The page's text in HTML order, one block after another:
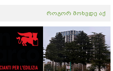
როგორ მოხვდე აქ